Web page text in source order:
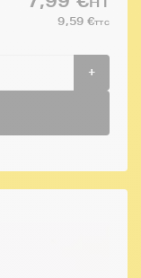
9,59 €TTC
+